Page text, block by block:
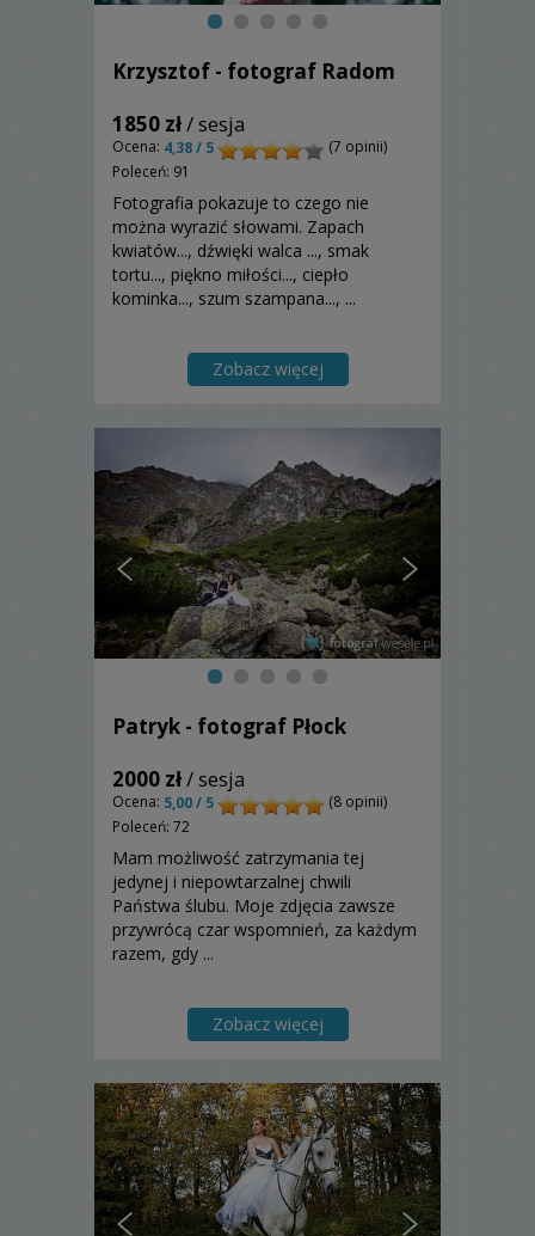
Krzysztof - fotograf Radom
1850 zł/ sesja
Ocena: 4,38 / 5
(7 opinii)
Poleceń: 91
Fotografia pokazuje to czego nie
można wyrazić słowami. Zapach
kwiatów..., dźwięki walca ..., smak
tortu..., piękno miłości..., ciepło
kominka..., szum szampana..., ...
Zobacz więcej
Patryk - fotograf Płock
2000 zł/ sesja
Ocena: 5,00 / 5
(8 opinii)
Poleceń: 72
Mam możliwość zatrzymania tej
jedynej i niepowtarzalnej chwili
Państwa ślubu. Moje zdjęcia zawsze
przywrócą czar wspomnień, za każdym
razem, gdy ...
Zobacz więcej